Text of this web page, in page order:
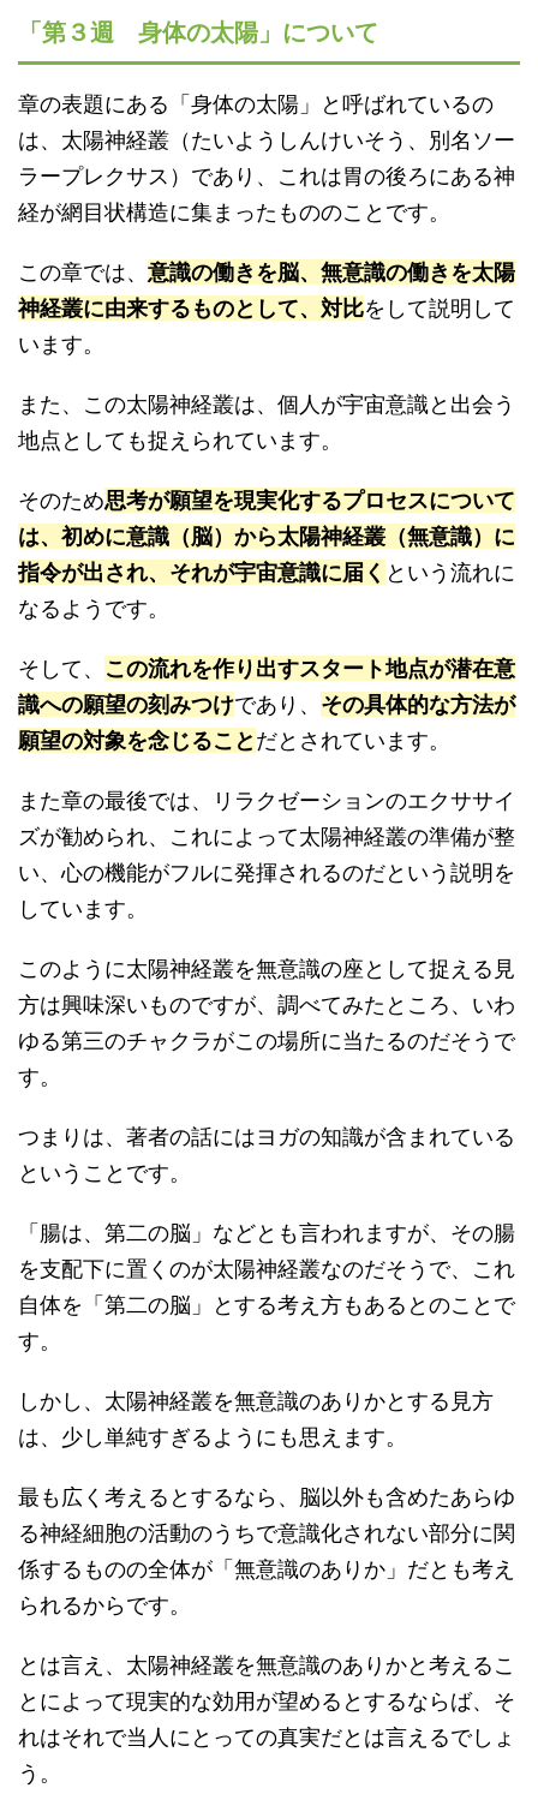
「第３週 身体の太陽」について
章の表題にある「身体の太陽」と呼ばれているの
は、太陽神経叢（たいようしんけいそう、別名ソー
ラープレクサス）であり、これは胃の後ろにある神
経が網目状構造に集まったもののことです。
この章では、 意識の働きを脳、無意識の働きを太陽
神経叢に由来するものとして、対比をして説明して
います。
また、この太陽神経叢は、個人が宇宙意識と出会う
地点としても捉えられています。
そのため思考が願望を現実化するプロセスについて
は、初めに意識（脳）から太陽神経叢（無意識）に
指令が出され、それが宇宙意識に届く という流れに
なるようです。
そして、 この流れを作り出すスタート地点が潜在意
識への願望の刻みつけであり、 その具体的な方法が
願望の対象を念じることだとされています。
また章の最後では、リラクゼーションのエクササイ
ズが勧められ、これによって太陽神経叢の準備が整
い、心の機能がフルに発揮されるのだという説明を
しています。
このように太陽神経叢を無意識の座として捉える見
方は興味深いものですが、調べてみたところ、いわ
ゆる第三のチャクラがこの場所に当たるのだそうで
す。
つまりは、著者の話にはヨガの知識が含まれている
ということです。
「腸は、第二の脳」などとも言われますが、その腸
を支配下に置くのが太陽神経叢なのだそうで、これ
自体を「第二の脳」とする考え方もあるとのことで
す。
しかし、太陽神経叢を無意識のありかとする見方
は、少し単純すぎるようにも思えます。
最も広く考えるとするなら、脳以外も含めたあらゆ
る神経細胞の活動のうちで意識化されない部分に関
係するものの全体が「無意識のありか」だとも考え
られるからです。
とは言え、太陽神経叢を無意識のありかと考えるこ
とによって現実的な効用が望めるとするならば、そ
れはそれで当人にとっての真実だとは言えるでしょ
う。